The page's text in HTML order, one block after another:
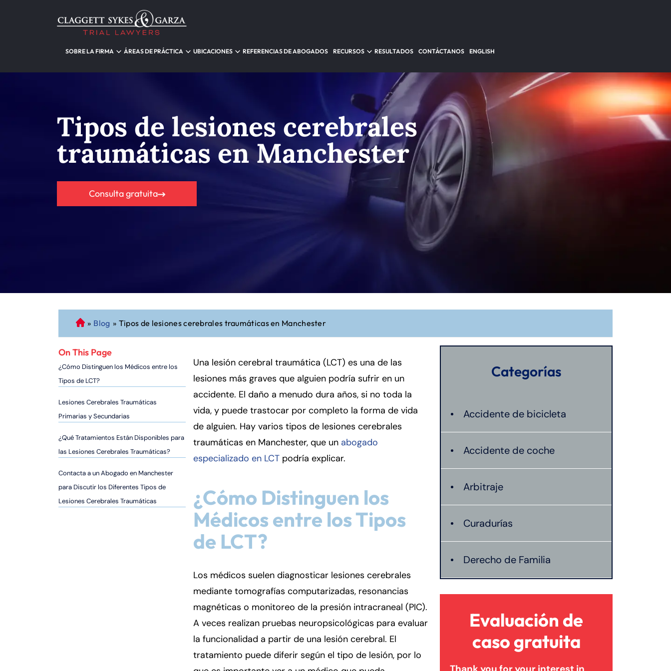
SOBRE LA FIRMA ÁREAS DE PRÁCTICA UBICACIONES REFERENCIAS DE ABOGADOS RECURSOS RESULTADOS CONTÁCTANOS ENGLISH
Tipos de lesiones cerebrales
traumáticas en Manchester
Consulta gratuita
A
b
o
d
o
d
e
P
er
n
al
Inj
» Blog » Tipos de lesiones cerebrales traumáticas en Manchester
On This Page
¿Cómo Distinguen los Médicos entre los
Tipos de LCT?
Lesiones Cerebrales Traumáticas
Primarias y Secundarias
¿Qué Tratamientos Están Disponibles para
las Lesiones Cerebrales Traumáticas?
Contacta a un Abogado en Manchester
para Discutir los Diferentes Tipos de
Lesiones Cerebrales Traumáticas
Una lesión cerebral traumática (LCT) es una de las
lesiones más graves que alguien podría sufrir en un
accidente. El daño a menudo dura años, si no toda la
vida, y puede trastocar por completo la forma de vida
de alguien. Hay varios tipos de lesiones cerebrales
traumáticas en Manchester, que un abogado
especializado en LCT podría explicar.
¿Cómo Distinguen los
Médicos entre los Tipos
de LCT?
Los médicos suelen diagnosticar lesiones cerebrales
mediante tomografías computarizadas, resonancias
magnéticas o monitoreo de la presión intracraneal (PIC).
A veces realizan pruebas neuropsicológicas para evaluar
la funcionalidad a partir de una lesión cerebral. El
tratamiento puede diferir según el tipo de lesión, por lo
Categorías
Accidente de bicicleta
Accidente de coche
Arbitraje
Curadurías
Derecho de Familia
Lesión catastrófica
Lesión por quemadura
Evaluación de
caso gratuita